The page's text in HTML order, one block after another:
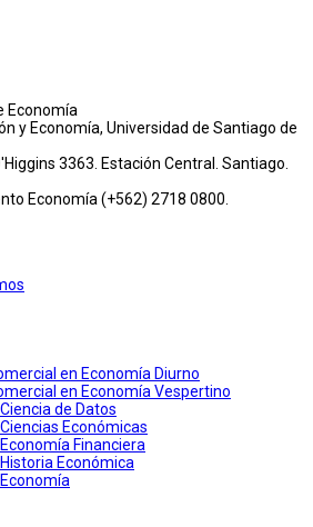
Economía
y Economía, Universidad de Santiago de
3363. Estación Central. Santiago.
Economía (+562) 2718 0800.
en Economía Diurno
en Economía Vespertino
de Datos
Económicas
Financiera
Económica